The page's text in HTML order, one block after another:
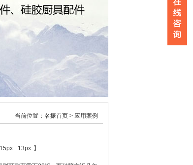
当前位置： 名振首页 > 应用案例
15px 13px 】